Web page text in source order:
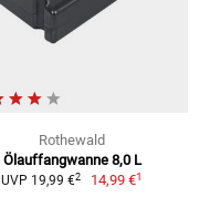
Rothewald
Ölauffangwanne 8,0 L
UVP 19,99 €2 14,99 €1